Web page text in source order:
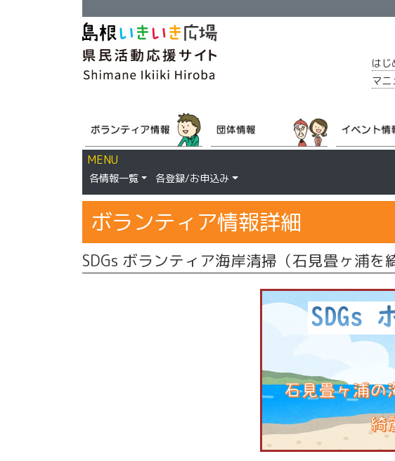
はじ
マニ
MENU
各情報一覧 各登録/お申込み
ボランティア情報詳細
SDGs ボランティア海岸清掃（石見畳ヶ浦を